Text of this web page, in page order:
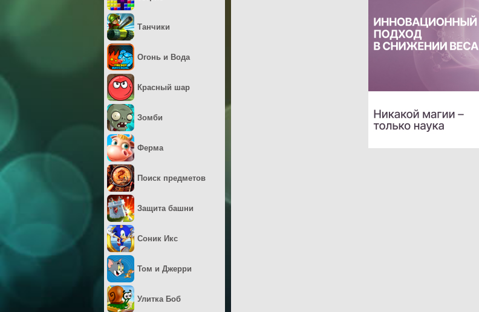
Танчики
Огонь и Вода
Красный шар
Зомби
Ферма
Поиск предметов
Защита башни
Соник Икс
Том и Джерри
Улитка Боб